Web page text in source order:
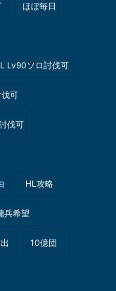
ほぼ毎日
Lv90ソロ討伐可
可
伐可
HL攻略
兵希望
10億団